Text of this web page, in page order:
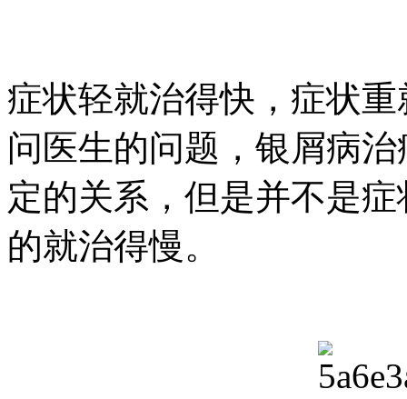
症状轻就治得快，症状
问医生的问题，银屑病
定的关系，但是并不是
的就治得慢。